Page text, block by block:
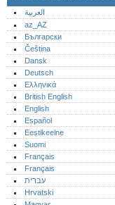
العربية
az_AZ
Български
Čeština
Dansk
Deutsch
Ελληνικά
British English
English
Español
Eestikeelne
Suomi
Français
Français
עברית
Hrvatski